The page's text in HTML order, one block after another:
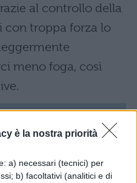
è la nostra priorità
a) necessari (tecnici) per
b) facoltativi (analitici e di
al controllo della
con troppa forza lo
meno foga, così